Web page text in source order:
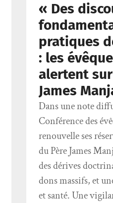
« Des
pratiques
: les
alertent
James
Dans une note
Conférence des
renouvelle ses
du Père James
des dérives
dons massifs, et
et santé. Une